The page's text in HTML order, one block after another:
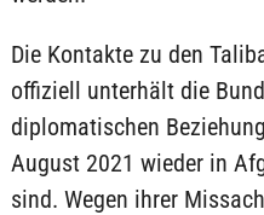
Die Kontakte zu den
offiziell unterhält die
diplomatischen
August 2021 wieder in
sind. Wegen ihrer